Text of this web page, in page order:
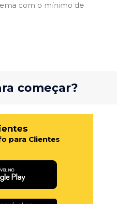
com o mínimo de
começar?
para Clientes